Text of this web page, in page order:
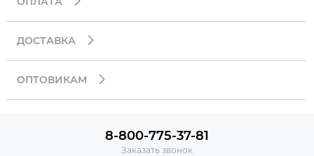
ДОСТАВКА
ОПТОВИКАМ
8-800-775-37-81
Заказать звонок